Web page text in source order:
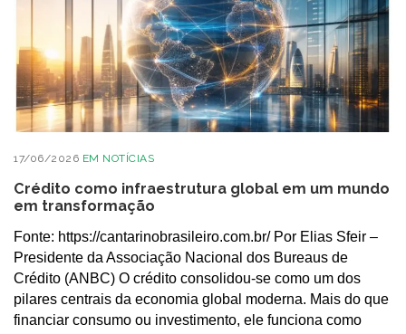
17/06/2026 EM NOTÍCIAS
Crédito como infraestrutura global em um mundo
em transformação
Fonte: https://cantarinobrasileiro.com.br/ Por Elias Sfeir –
Presidente da Associação Nacional dos Bureaus de
Crédito (ANBC) O crédito consolidou-se como um dos
pilares centrais da economia global moderna. Mais do que
financiar consumo ou investimento, ele funciona como